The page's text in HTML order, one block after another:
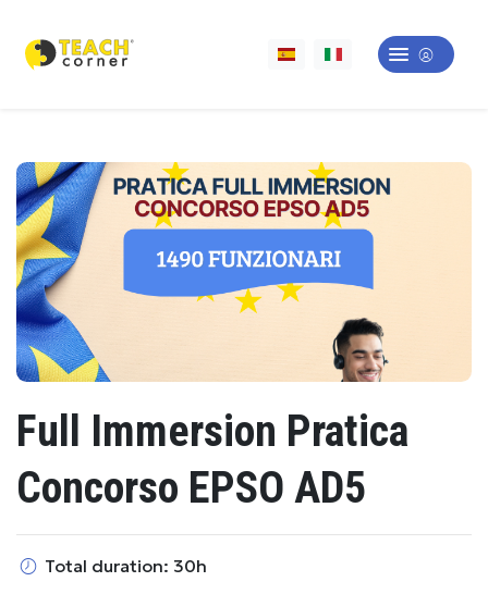
Full Immersion Pratica
Concorso EPSO AD5
Total duration: 30h